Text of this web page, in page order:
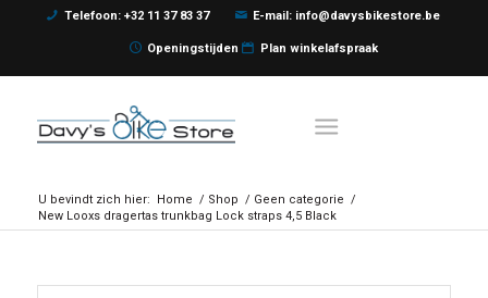
Telefoon: +32 11 37 83 37 E-mail: info@davysbikestore.be
Openingstijden Plan winkelafspraak
U bevindt zich hier: Home / Shop / Geen categorie /
New Looxs dragertas trunkbag Lock straps 4,5 Black